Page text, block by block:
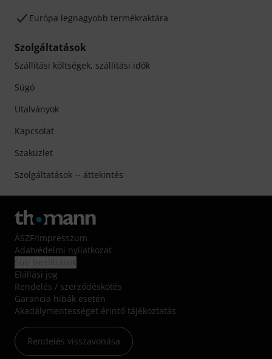
Európa legnagyobb termékraktára
Szolgáltatások
Szállítási költségek, szállítási idők
Súgó
Utalványok
Kapcsolat
Szaküzlet
Szolgáltatások -- áttekintés
ÁSZF/Impresszum
Adatvédelmi nyilatkozat
Elállási jog
Rendelés / szerződéskötés
Garancia hibák esetén
Akadálymentességet érintő tájékoztatás
Rendelés visszavonása